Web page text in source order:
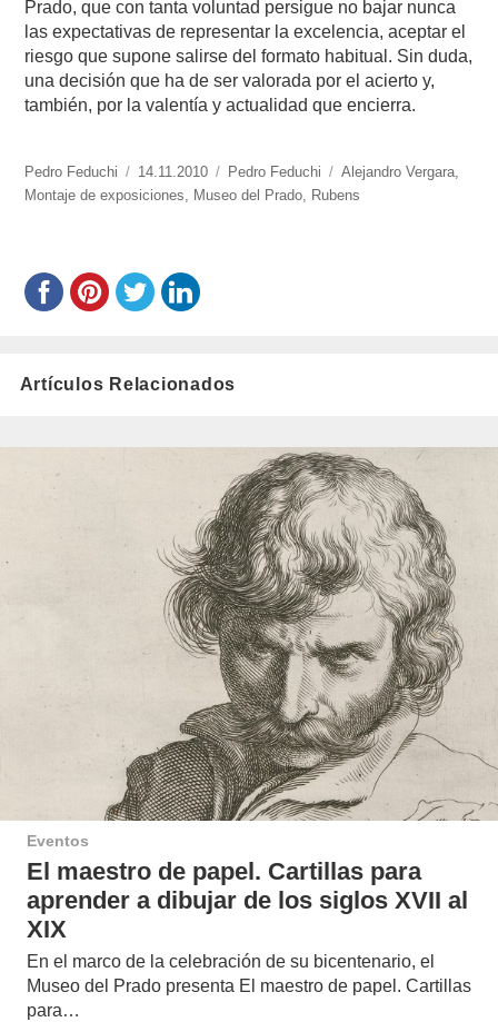
Prado, que con tanta voluntad persigue no bajar nunca
las expectativas de representar la excelencia, aceptar el
riesgo que supone salirse del formato habitual. Sin duda,
una decisión que ha de ser valorada por el acierto y,
también, por la valentía y actualidad que encierra.
https://www.experimenta.es/author/Pedro%20Feduchi/
Pedro Feduchi
Publicado
el
14.11.2010 Categorías
Pedro Feduchi Etiquetas
Alejandro Vergara
Montaje de exposiciones
Museo del Prado Rubens
Artículos Relacionados
Eventos
El maestro de papel. Cartillas para
aprender a dibujar de los siglos XVII al
XIX
En el marco de la celebración de su bicentenario, el
Museo del Prado presenta El maestro de papel. Cartillas
para…